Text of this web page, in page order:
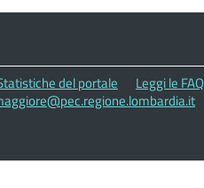
del portale Leggi le FAQ